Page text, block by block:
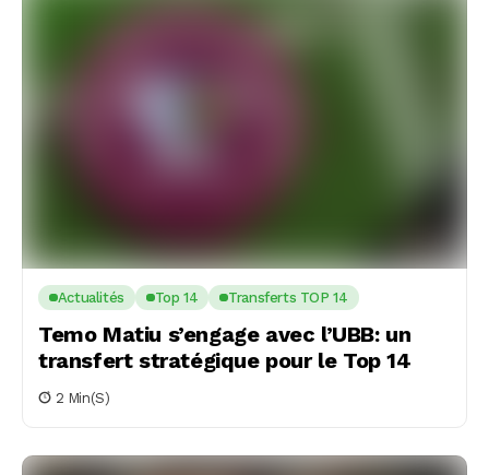
Actualités Top 14 Transferts TOP 14
Temo Matiu s’engage avec l’UBB: un
transfert stratégique pour le Top 14
2 Min(s)